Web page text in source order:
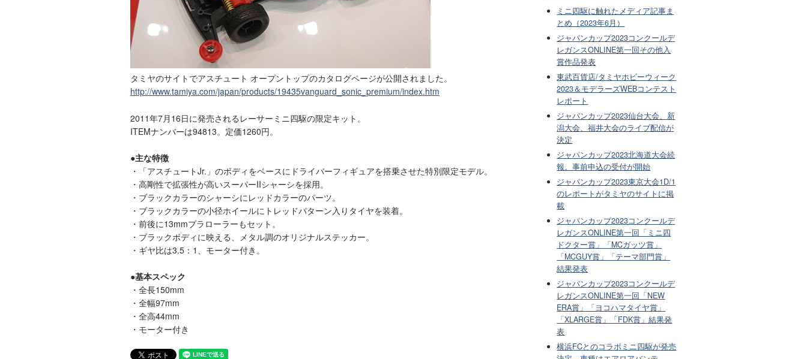
タミヤのサイトでアスチュート オープントップのカタログページが公開されました。
http://www.tamiya.com/japan/products/19435vanguard_sonic_premium/index.htm
2011年7月16日に発売されるレーサーミニ四駆の限定キット。
ITEMナンバーは94813。定価1260円。
●主な特徴
・「アスチュートJr.」のボディをベースにドライバーフィギュアを搭乗させた特別限定モデル。
・高剛性で拡張性が高いスーパーIIシャーシを採用。
・ブラックカラーのシャーシにレッドカラーのパーツ。
・ブラックカラーの小径ホイールにトレッドパターン入りタイヤを装着。
・前後に13mmプラローラーもセット。
・ブラックボディに映える、メタル調のオリジナルステッカー。
・ギヤ比は3.5：1、モーター付き。
●基本スペック
・全長150mm
・全幅97mm
・全高44mm
・モーター付き
ミニ四駆に触れたメディア記事ま
とめ（2023年6月）
ジャパンカップ2023コンクールデ
レガンスONLINE第一回その他入
賞作品発表
東武百貨店/タミヤホビーウィーク
2023＆モデラーズWEBコンテスト
レポート
ジャパンカップ2023仙台大会、新
潟大会、福井大会のライブ配信が
決定
ジャパンカップ2023北海道大会続
報。事前申込の受付が開始
ジャパンカップ2023東京大会1D/1
のレポートがタミヤのサイトに掲
載
ジャパンカップ2023コンクールデ
レガンスONLINE第一回「ミニ四
ドクター賞」「MCガッツ賞」
「MCGUY賞」「テーマ部門賞」
結果発表
ジャパンカップ2023コンクールデ
レガンスONLINE第一回「NEW
ERA賞」「ヨコハマタイヤ賞」
「XLARGE賞」「FDK賞」結果発
表
横浜FCとのコラボミニ四駆が発売